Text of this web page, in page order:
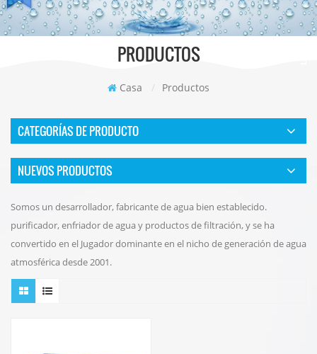
PRODUCTOS
Casa / Productos
CATEGORÍAS DE PRODUCTO
NUEVOS PRODUCTOS
Somos un desarrollador, fabricante de agua bien establecido.
purificador, enfriador de agua y productos de filtración, y se ha
convertido en el Jugador dominante en el nicho de generación de agua
atmosférica desde 2001.